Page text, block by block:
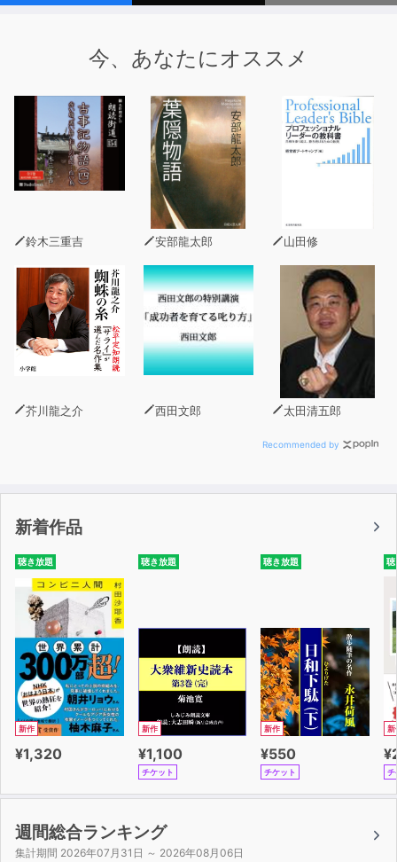
けない」といった声がよく聞かれるようになった。
そこで本シリーズは、学習レベルを従来より細かく分け、
初級の各項目についてもなるべく丁寧に扱うようにした。
スモールステップの積み上げをしながら、だれでも無理な
く初級の基礎を身につけられることを第一のねらいとし
た。
もう一つ主眼に置いたのが、文法と会話をバランスよく、
スパイラルに積み上げていくこと。一度学習したら終わり
彙・表現とともに練習するなど、理解を深められるように
配慮。文法と会話を相互に関連させながら、簡単なものか
ら少しずつレベルアップさせながら、学習を進めていく。
例文については、徹底して自然な日本語表現のみを使用。
また、より実際的な場面展開や表現、なるべく使用頻度の
高いものを取り上げ、実践力・運用力に直結するようにし
ている。
■目次■
この本の使い方
序章 「初級２」の復習
（文法項目）
UNIT1 動詞の可能形
UNIT2 普通体（名詞文・形容詞文・動詞文）
UNIT3 ～ながら／～し～し
UNIT4 Vて、～／Vナイくて、～／Aくなります
UNIT5 ～ので／見えます・聞こえます
UNIT6 ～てしまいます／～てあります／～ておきます／
命令・禁止
UNIT7 ～んです
去]ら
UNIT10 ～ようです・～そうです[様態]／～で[材料]／～
今、あなたにオススメ
鈴木三重吉 安部龍太郎 山田修
芥川龍之介 西田文郎 太田清五郎
Recommended by
新着作品
聴き放題
新作
¥1,320
聴き放題
新作
¥1,100
チケット
聴き放題
新作
¥550
チケット
聴
新
チ
週間総合ランキング
集計期間 2026年07月31日 ～ 2026年08月06日